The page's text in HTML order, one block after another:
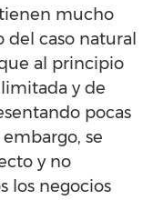
mucho
caso natural
al principio
y de
pocas
se
y no
los negocios